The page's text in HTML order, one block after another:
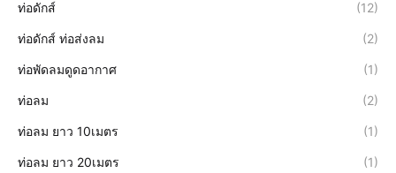
ท่อดักส์ (12)
ท่อดักส์ ท่อส่งลม (2)
ท่อพัดลมดูดอากาศ (1)
ท่อลม (2)
ท่อลม ยาว 10เมตร (1)
ท่อลม ยาว 20เมตร (1)